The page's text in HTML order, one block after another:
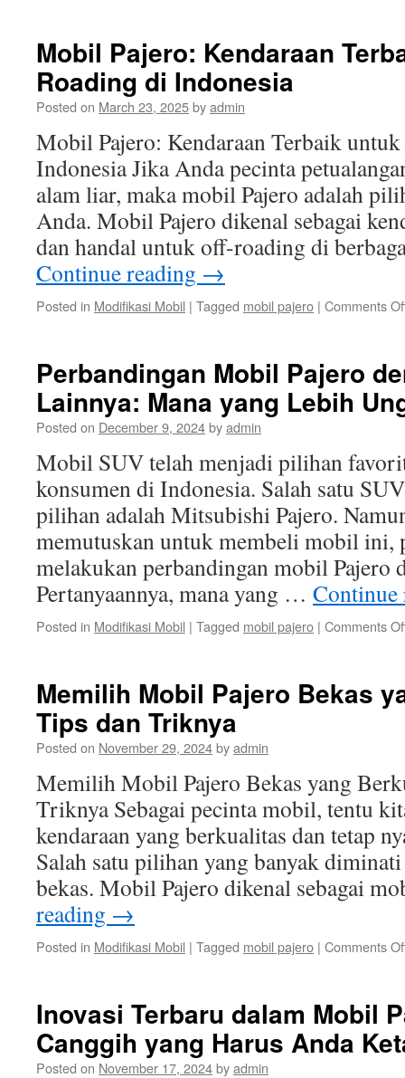
Mobil Pajero: Kendaraan
Roading di Indonesia
Posted on March 23, 2025byadmin
Mobil Pajero: Kendaraan Terbaik
Indonesia Jika Anda pecinta
alam liar, maka mobil Pajero adalah
Anda. Mobil Pajero dikenal sebagai
dan handal untuk off-roading di
Continue reading →
Posted in Modifikasi Mobil | Tagged mobil pajero | Comments
Perbandingan Mobil Pajero
Lainnya: Mana yang Lebih
Posted on December 9, 2024byadmin
Mobil SUV telah menjadi pilihan
konsumen di Indonesia. Salah satu
pilihan adalah Mitsubishi Pajero.
memutuskan untuk membeli mobil ini,
melakukan perbandingan mobil Pajero
Pertanyaannya, mana yang …
Posted in Modifikasi Mobil | Tagged mobil pajero | Comments
Memilih Mobil Pajero Bekas
Tips dan Triknya
Posted on November 29, 2024byadmin
Memilih Mobil Pajero Bekas yang
Triknya Sebagai pecinta mobil, tentu
kendaraan yang berkualitas dan tetap
Salah satu pilihan yang banyak
bekas. Mobil Pajero dikenal sebagai
reading →
Posted in Modifikasi Mobil | Tagged mobil pajero | Comments
Inovasi Terbaru dalam Mobil
Canggih yang Harus Anda
Posted on November 17, 2024byadmin